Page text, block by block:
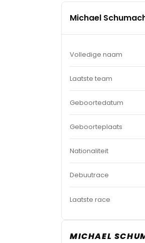
Michael
Volledige naam
Laatste team
Geboortedatum
Geboorteplaats
Nationaliteit
Debuutrace
Laatste race
MICHAEL